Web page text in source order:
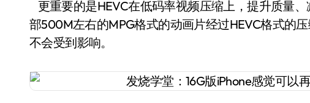
更重要的是HEVC在低码率视频压缩上，提升质量
部500M左右的MPG格式的动画片经过HEVC格式的
不会受到影响。